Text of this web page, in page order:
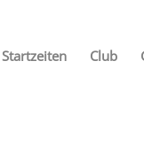
Startzeiten Club